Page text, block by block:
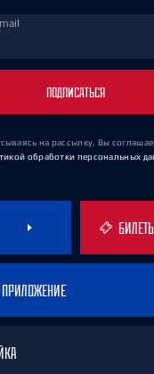
ПОДПИСАТЬСЯ
на рассылку, Вы
обработки персональных